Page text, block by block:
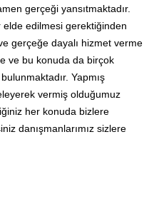
gerçeği yansıtmaktadır.
edilmesi gerektiğinden
gerçeğe dayalı hizmet verme
ve bu konuda da birçok
Yapmış
vermiş olduğumuz
her konuda bizlere
danışmanlarımız sizlere